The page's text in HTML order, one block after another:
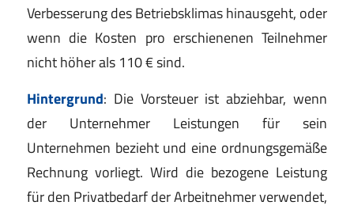
Verbesserung des Betriebsklimas hinausgeht, oder
wenn die Kosten pro erschienenen Teilnehmer
nicht höher als 110 € sind.
Hintergrund: Die Vorsteuer ist abziehbar, wenn
der Unternehmer Leistungen für sein
Unternehmen bezieht und eine ordnungsgemäße
Rechnung vorliegt. Wird die bezogene Leistung
für den Privatbedarf der Arbeitnehmer verwendet,